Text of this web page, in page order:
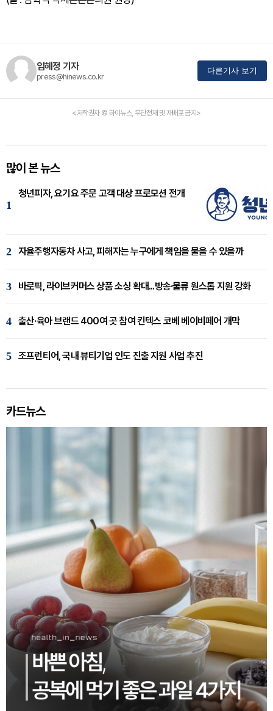
임혜정 기자
press@hinews.co.kr
다른기사 보기
<저작권자 © 하이뉴스, 무단전재 및 재배포 금지>
많이 본 뉴스
1
청년피자, 요기요 주문 고객 대상 프로모션 전개
2 자율주행자동차 사고, 피해자는 누구에게 책임을 물을 수 있을까
3 바로픽, 라이브커머스 상품 소싱 확대...방송·물류 원스톱 지원 강화
4 출산·육아 브랜드 400여 곳 참여 킨텍스 코베 베이비페어 개막
5 조프런티어, 국내 뷰티기업 인도 진출 지원 사업 추진
카드뉴스